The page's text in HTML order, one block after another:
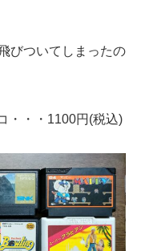
びついてしまったの
・・・1100円(税込)